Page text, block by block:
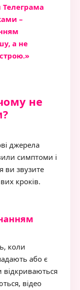
Телеграма
–
а не
не
джерела
симптоми і
ви звузите
кроків.
коли
або є
відкриваються
відео